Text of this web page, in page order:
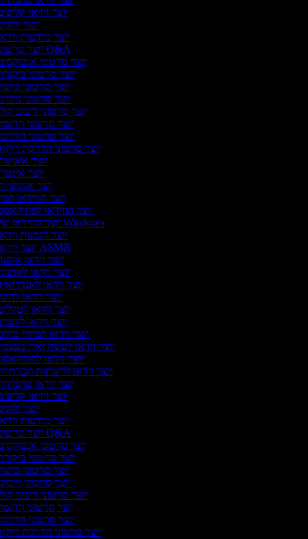
יוצר וידאו
יוצר
יוצר מודעות
יוצר סרטוני Q&A
יוצר סרטוני
יוצר סרטוני
יוצר סרטוני
יוצר סרטוני
יוצר סרטוני דיבוב
יוצר סרטוני
יוצר סרטוני
יוצר סרטוני הדרכת
יוצר
יוצר
יוצר
יוצר הווידאו
יוצר הווידאו
יוצר הווידאו של Windows
יוצר הזמנות
יוצר וידאו ASMR
יוצר וידאו
יוצר וידאו
יוצר וידאו
יוצר וידאו
יוצר וידאו
יוצר וידאו
יוצר וידאו לסיורי
יוצר וידאו לעשה זאת
יוצר וידאו
יוצר וידאו לרשתות
יוצר וידאו
יוצר וידאו
יוצר
יוצר מודעות
יוצר סרטוני Q&A
יוצר סרטוני
יוצר סרטוני
יוצר סרטוני
יוצר סרטוני
יוצר סרטוני דיבוב
יוצר סרטוני
יוצר סרטוני
יוצר סרטוני הדרכת